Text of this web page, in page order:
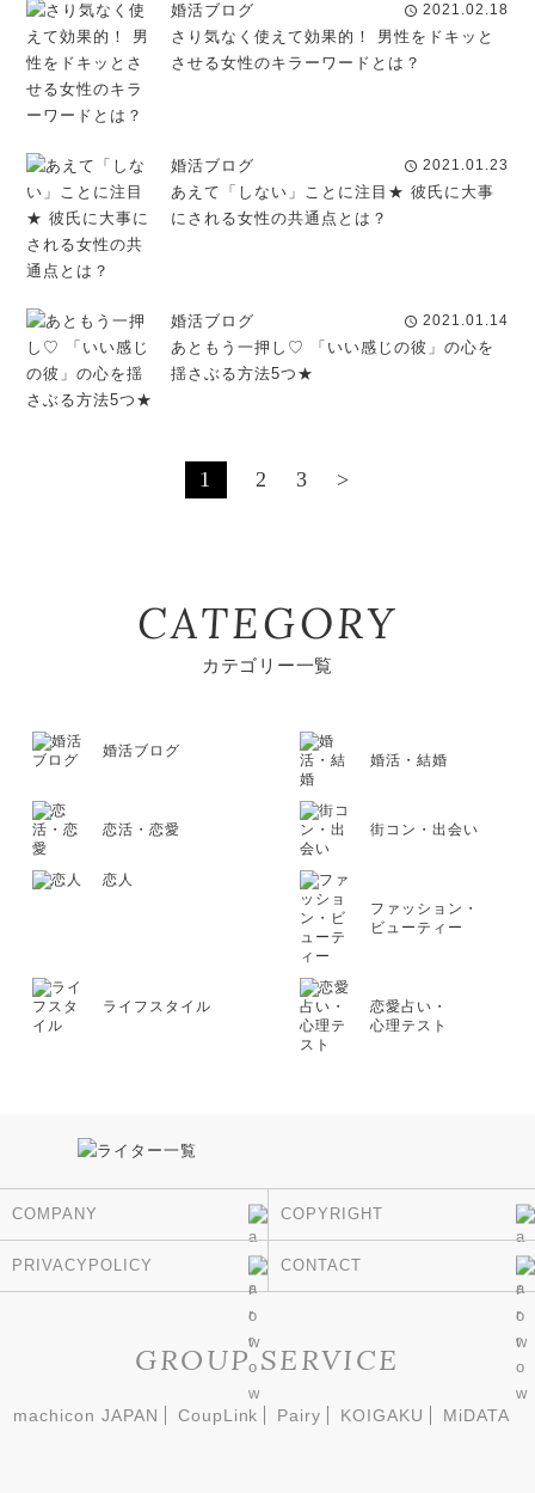
婚活ブログ
さり気なく使えて効果的！ 男性をドキッと
させる女性のキラーワードとは？
schedule 2021.02.18
婚活ブログ
あえて「しない」ことに注目★ 彼氏に大事
にされる女性の共通点とは？
schedule 2021.01.23
婚活ブログ
あともう一押し♡ 「いい感じの彼」の心を
揺さぶる方法5つ★
schedule 2021.01.14
1 2 3 >
CATEGORY
カテゴリー一覧
婚活ブログ
婚活・結婚
恋活・恋愛 街コン・出会い
恋人
ファッション・
ビューティー
ライフスタイル
恋愛占い・
心理テスト
COMPANY COPYRIGHT
PRIVACYPOLICY CONTACT
GROUP SERVICE
machicon JAPAN CoupLink Pairy KOIGAKU MiDATA